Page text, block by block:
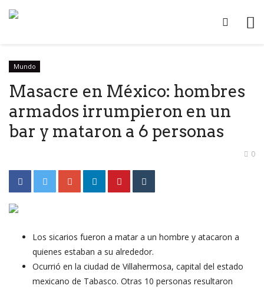
Mundo
Masacre en México: hombres
armados irrumpieron en un
bar y mataron a 6 personas
0
Los sicarios fueron a matar a un hombre y atacaron a
quienes estaban a su alrededor.
Ocurrió en la ciudad de Villahermosa, capital del estado
mexicano de Tabasco. Otras 10 personas resultaron